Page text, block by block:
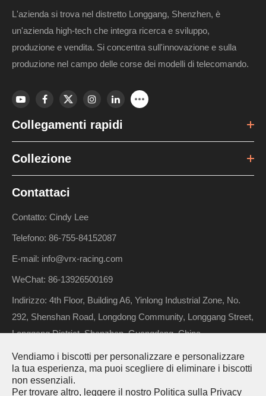
RH820 BLAST 2.0 Unboxing: un'immersione
profonda nel camion Brushless Short Course
4WD in scala 1/8 di VRX Racing
Guarda l'inscatolamento ufficiale del VRX BLAST 2.0 (RH820)!
Scopri la potenza senza spazzole in scala 1/8, 60A ESC e il
telaio durevole 4WD in questo video di immersione profonda.
In questo video...
224 Viste 2025-11-20
un'immersione profonda nella potenza grezza
di 1/8 Scale Nitro Racing
L'azienda si trova nel distretto Longgang, Shenzhen, è
un'azienda high-tech che integra ricerca e sviluppo,
produzione e vendita. Si concentra sull'innovazione e sulla
produzione nel campo delle corse dei modelli di telecomando.
Collegamenti rapidi
Collezione
Contattaci
Contatto: Cindy Lee
Telefono: 86-755-84152087
E-mail: info@vrx-racing.com
WeChat: 86-13926500169
Indirizzo: 4th Floor, Building A6, Yinlong Industrial Zone, No.
292, Shenshan Road, Longdong Community, Longgang Street,
Longgang District, Shenzhen, Guangdong, China
Diritto d'autore ©
Vendiamo i biscotti per personalizzare e personalizzare
la tua esperienza, ma puoi scegliere di eliminare i biscotti
non essenziali.
Per trovare altro, leggere il nostro Politica sulla Privacy